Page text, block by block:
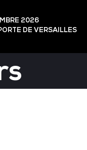
2026
DE VERSAILLES